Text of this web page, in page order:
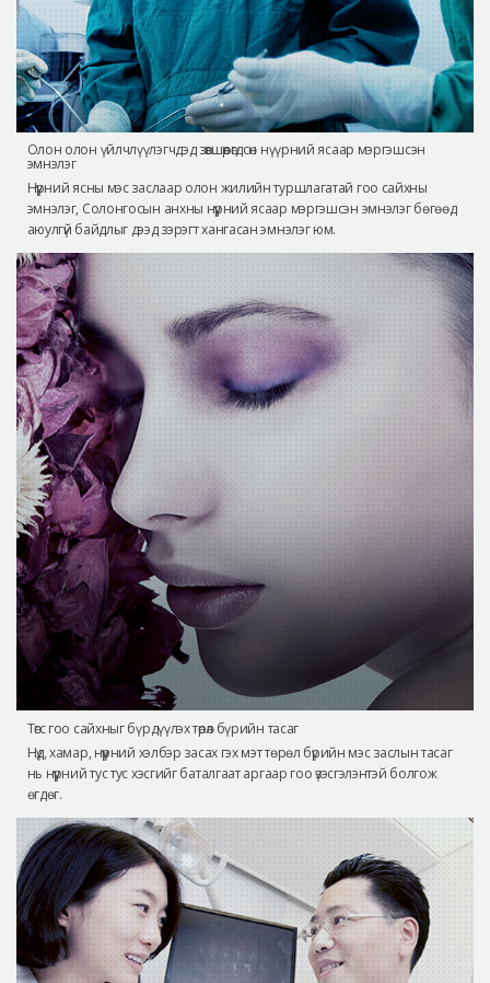
Олон олон үйлчлүүлэгчдэд зөвшөөрөгдсөн нүүрний ясаар мэргэшсэн
эмнэлэг
Нүүрний ясны мэс заслаар олон жилийн туршлагатай гоо сайхны
эмнэлэг, Солонгосын анхны нүүрний ясаар мэргэшсэн эмнэлэг бөгөөд
аюулгүй байдлыг дээд зэрэгт хангасан эмнэлэг юм.
Төгс гоо сайхныг бүрдүүлэх төрөл бүрийн тасаг
Нүд, хамар, нүүрний хэлбэр засах гэх мэт төрөл бүрийн мэс заслын тасаг
нь нүүрний тус тус хэсгийг баталгаат аргаар гоо үзэсгэлэнтэй болгож
өгдөг.